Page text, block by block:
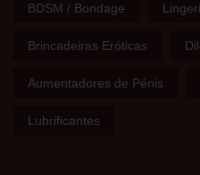
BDSM / Bondage
Brincadeiras Eróticas
Aumentadores de Pénis
Lubrificantes